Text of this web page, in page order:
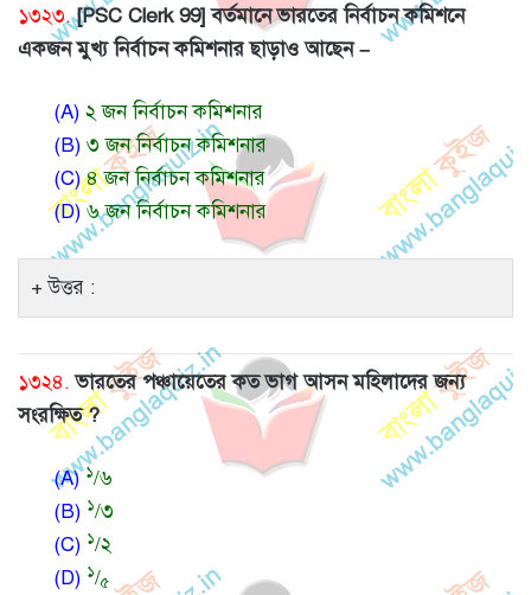
১৩২৩. [PSC Clerk 99] বর্তমানে ভারতের নির্বাচন কমিশনে
একজন মুখ্য নির্বাচন কমিশনার ছাড়াও আছেন –
(A) ২ জন নির্বাচন কমিশনার
(B) ৩ জন নির্বাচন কমিশনার
(C)৪ জন নির্বাচন কমিশনার
(D)৬ জন নির্বাচন কমিশনার
উত্তর :
১৩২৪. ভারতের পঞ্চায়েতের কত ভাগ আসন মহিলাদের জন্য
সংরক্ষিত ?
(A) ১/৬
(B) ১/৩
(C) ১/২
(D) ১/৫